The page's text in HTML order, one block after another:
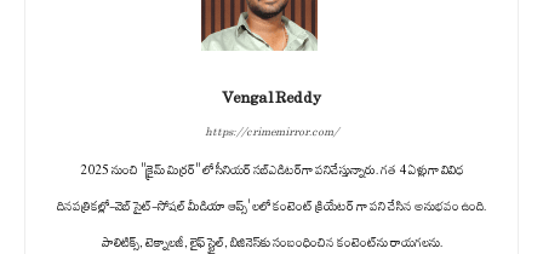
Vengal Reddy
https://crimemirror.com/
2025 నుంచి "క్రైమ్ మిర్రర్" లో సీనియర్ సబ్‌ఎడిటర్‌గా పనిచేస్తున్నారు. గత 4 ఏళ్లుగా వివిధ
దినపత్రికల్లో-వెబ్ సైట్-సోషల్ మీడియా ఆప్స్' లలో కంటెంట్ క్రియేటర్ గా పని చేసిన అనుభవం ఉంది.
పాలిటిక్స్‌, టెక్నాలజీ, లైఫ్‌ స్టైల్‌, బిజినెస్‌కు సంబంధించిన కంటెంట్‌ను రాయగలను.